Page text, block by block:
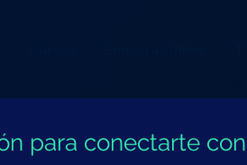
para conectarte